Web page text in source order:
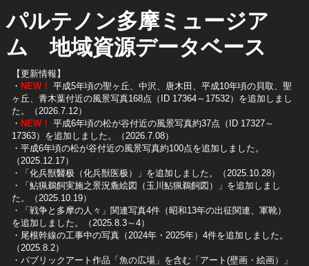
パルテノン多摩ミュージア
ム 地域資源データベース
【更新情報】
・ NEW！ 平成5年頃の聖ヶ丘、中沢、唐木田、平成10年頃の貝取、聖
ヶ丘、青木葉付近の風景写真168点（ID 17364～17532）を追加しまし
た。（2026.7.12）
・ NEW！ 平成6年頃の松が谷付近の風景写真約37点（ID 17327～
17363）を追加しました。（2026.7.08）
・平成6年頃の松が谷付近の風景写真約100点を追加しました。
（2025.12.17）
・「化兵獣醫极（化兵獣医极）」を追加しました。（2025.10.28）
・「鮎猟鵜飼実施之景況麁絵図（玉川鮎猟鵜飼図）」を追加しまし
た。（2025.10.19）
​・「戦争と多摩の人々」関連写真4件（昭和13年の出征関連、軍靴）
を追加しました。（2025.8.3～4）
​・尾根幹線の工事中の写真（2024年・2025年）4件を追加しました。
（2025.8.2）
​・パブリックアート作品「魚の広場」を含む「アート(壁画・絵画）」